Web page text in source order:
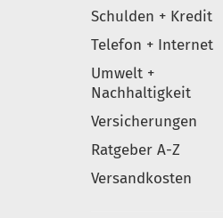
Schulden + Kredit
Telefon + Internet
Umwelt +
Nachhaltigkeit
Versicherungen
Ratgeber A-Z
Versandkosten